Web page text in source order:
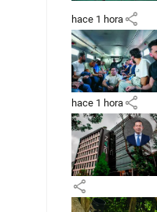
hace 1 hora share
hace 1 hora share
share